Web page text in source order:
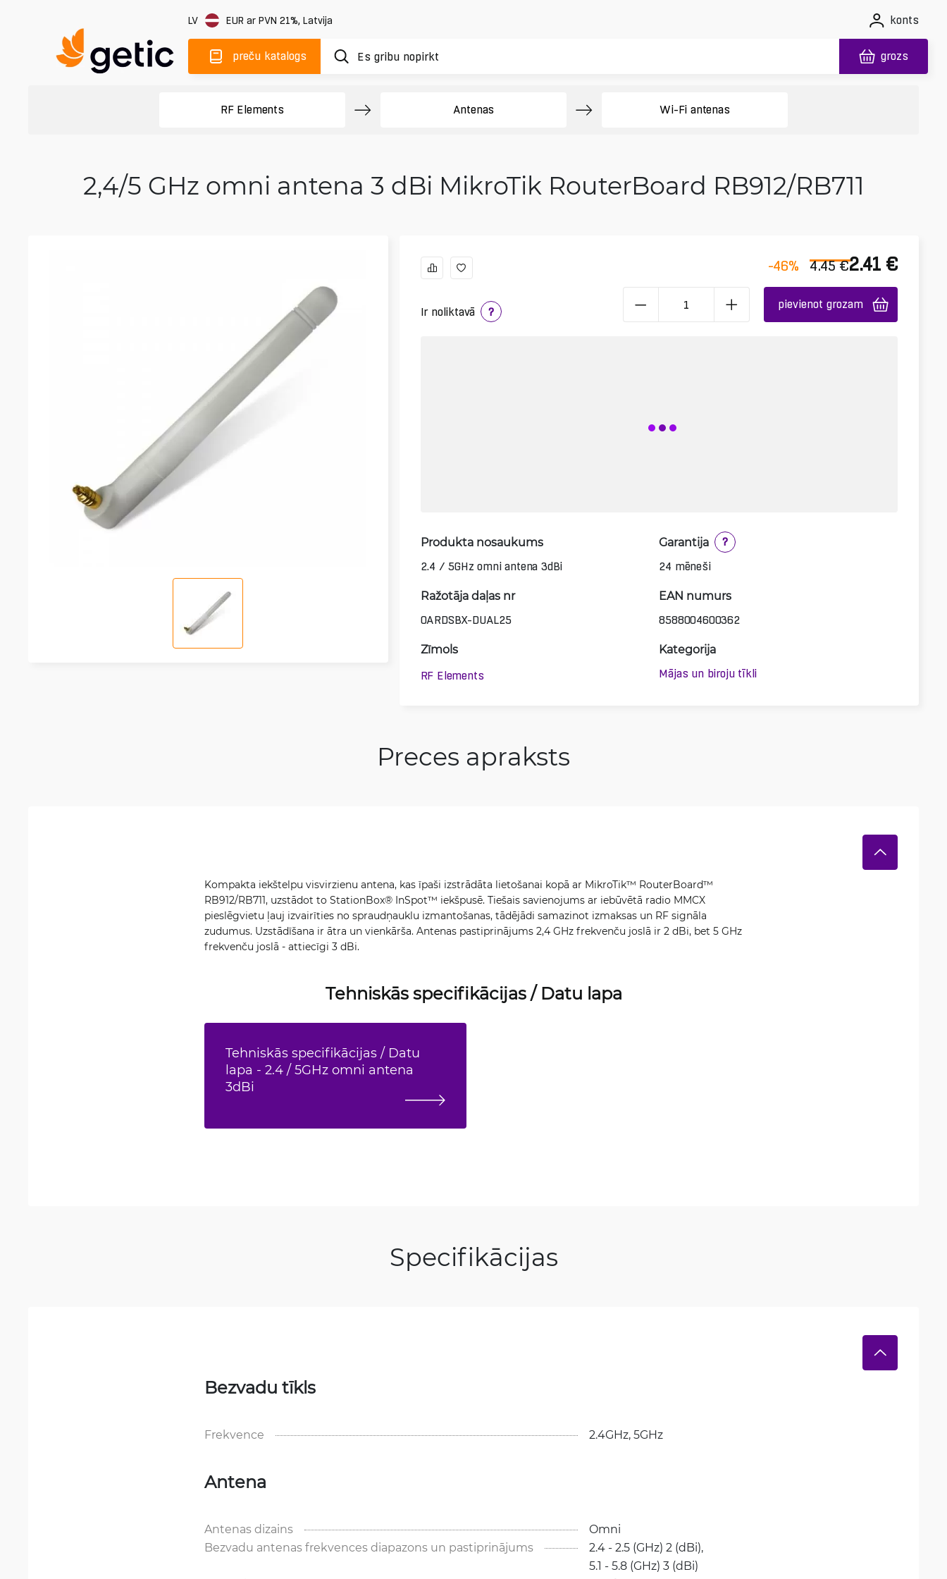
LV EUR ar PVN 21%, Latvija konts
preču katalogs grozs
RF Elements Antenas Wi-Fi antenas
2,4/5 GHz omni antena 3 dBi MikroTik RouterBoard RB912/RB711
Ir noliktavā ?
-46% 4.45 €2.41 €
pievienot grozam
Produkta nosaukums
2.4 / 5GHz omni antena 3dBi
Garantija
?
24 mēneši
Ražotāja daļas nr
OARDSBX-DUAL25
EAN numurs
8588004600362
Zīmols
RF Elements
Kategorija
Mājas un biroju tīkli
Preces apraksts
Kompakta iekštelpu visvirzienu antena, kas īpaši izstrādāta lietošanai kopā ar MikroTik™ RouterBoard™
RB912/RB711, uzstādot to StationBox® InSpot™ iekšpusē. Tiešais savienojums ar iebūvētā radio MMCX
pieslēgvietu ļauj izvairīties no spraudņauklu izmantošanas, tādējādi samazinot izmaksas un RF signāla
zudumus. Uzstādīšana ir ātra un vienkārša. Antenas pastiprinājums 2,4 GHz frekvenču joslā ir 2 dBi, bet 5 GHz
frekvenču joslā - attiecīgi 3 dBi.
Tehniskās specifikācijas / Datu lapa
Tehniskās specifikācijas / Datu
lapa - 2.4 / 5GHz omni antena
3dBi
Specifikācijas
Bezvadu tīkls
Frekvence 2.4GHz, 5GHz
Antena
Antenas dizains
Omni
Bezvadu antenas frekvences diapazons un pastiprinājums
2.4 - 2.5 (GHz) 2 (dBi),
5.1 - 5.8 (GHz) 3 (dBi)